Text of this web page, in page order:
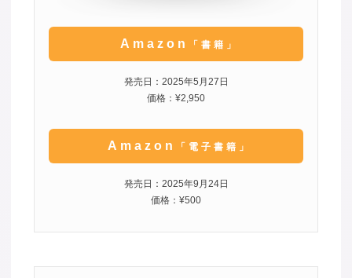
Amazon 「書籍」
発売日：2025年5月27日
価格：¥2,950
Amazon 「電子書籍」
発売日：2025年9月24日
価格：¥500